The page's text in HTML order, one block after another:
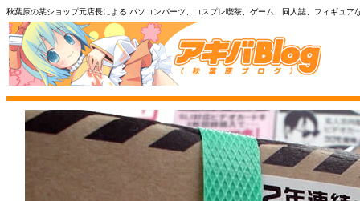
秋葉原の某ショップ元店長による パソコンパーツ、コスプレ喫茶、ゲーム、同人誌、フィギュ